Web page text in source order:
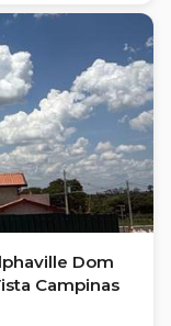
Dom
Campinas